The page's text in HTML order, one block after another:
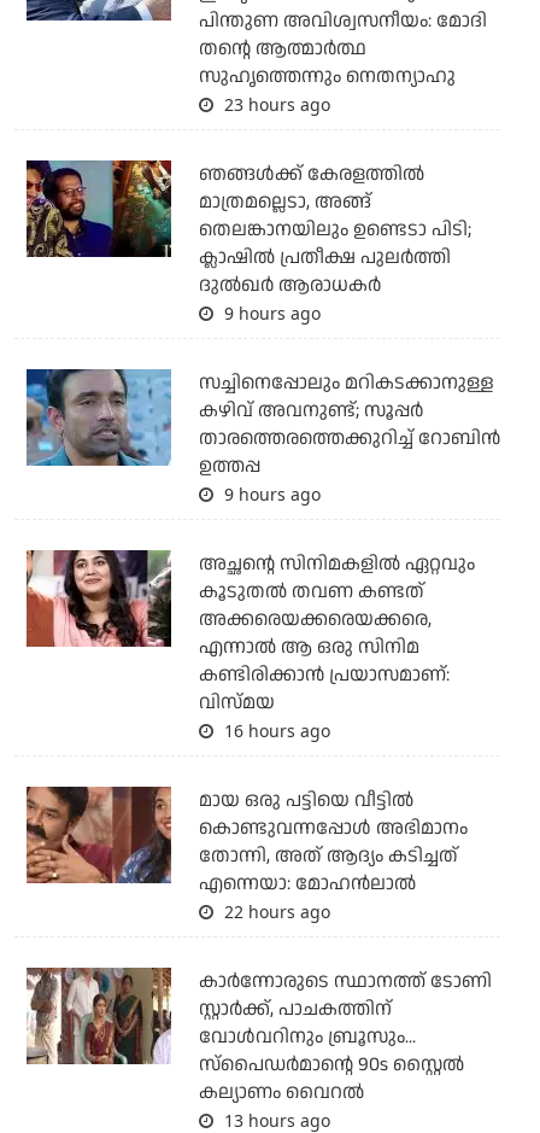
പിന്തുണ അവിശ്വസനീയം: മോദി
തന്റെ ആത്മാര്‍ത്ഥ
സുഹൃത്തെന്നും നെതന്യാഹു
23 hours ago
ഞങ്ങള്‍ക്ക് കേരളത്തില്‍
മാത്രമല്ലെടാ, അങ്ങ്
തെലങ്കാനയിലും ഉണ്ടെടാ പിടി;
ക്ലാഷില്‍ പ്രതീക്ഷ പുലര്‍ത്തി
ദുല്‍ഖര്‍ ആരാധകര്‍
9 hours ago
സച്ചിനെപ്പോലും മറികടക്കാനുള്ള
കഴിവ് അവനുണ്ട്; സൂപ്പര്‍
താരത്തെരത്തെക്കുറിച്ച് റോബിന്‍
ഉത്തപ്പ
9 hours ago
അച്ഛന്റെ സിനിമകളില്‍ ഏറ്റവും
കൂടുതല്‍ തവണ കണ്ടത്
അക്കരെയക്കരെയക്കരെ,
എന്നാല്‍ ആ ഒരു സിനിമ
കണ്ടിരിക്കാന്‍ പ്രയാസമാണ്:
വിസ്മയ
16 hours ago
മായ ഒരു പട്ടിയെ വീട്ടില്‍
കൊണ്ടുവന്നപ്പോള്‍ അഭിമാനം
തോന്നി, അത് ആദ്യം കടിച്ചത്
എന്നെയാ: മോഹന്‍ലാല്‍
22 hours ago
കാര്‍ന്നോരുടെ സ്ഥാനത്ത് ടോണി
സ്റ്റാര്‍ക്ക്, പാചകത്തിന്
വോള്‍വറിനും ബ്രൂസും...
സ്‌പൈഡര്‍മാന്റെ 90s സ്റ്റൈല്‍
കല്യാണം വൈറല്‍
13 hours ago